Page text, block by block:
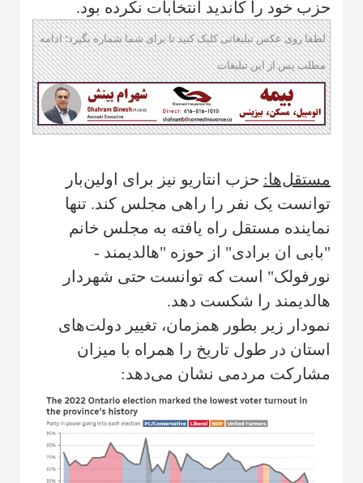
حزب خود را کاندید انتخابات نکرده بود.
لطفا روی عکس تبلیغاتی کلیک کنید تا برای شما شماره بگیرد؛ ادامه
مطلب پس از این تبلیغات
مستقل‌ها: حزب انتاریو نیز برای اولین‌بار
توانست یک نفر را راهی مجلس کند. تنها
نماینده مستقل راه یافته به مجلس خانم
"بابی ان برادی" از حوزه "هالدیمند -
نورفولک" است که توانست حتی شهردار
هالدیمند را شکست دهد.
نمودار زیر بطور همزمان، تغییر دولت‌های
استان در طول تاریخ را همراه با میزان
مشارکت مردمی نشان می‌دهد: